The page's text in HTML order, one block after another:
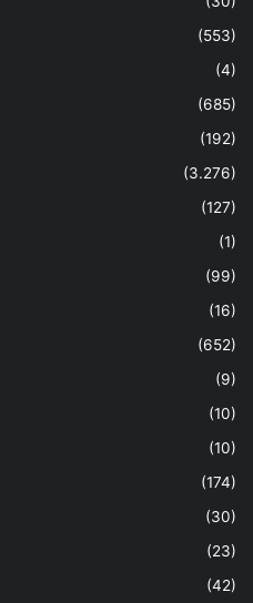
(553)
(4)
(685)
(192)
(3.276)
(127)
(1)
(99)
(16)
(652)
(9)
(10)
(10)
(174)
(30)
(23)
(42)